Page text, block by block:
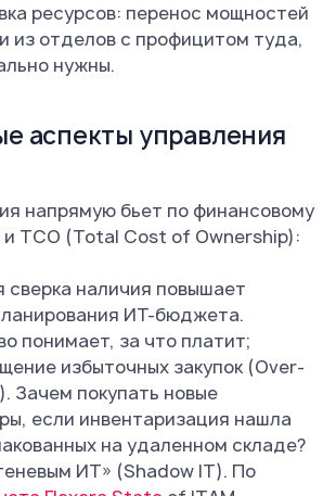
ресурсов: перенос мощностей
из отделов с профицитом туда,
нужны.
аспекты управления
напрямую бьет по финансовому
TCO (Total Cost of Ownership):
сверка наличия повышает
ИТ-бюджета.
понимает, за что платит;
избыточных закупок (Over-
Зачем покупать новые
если инвентаризация нашла
на удаленном складе?
ИТ» (Shadow IT). По